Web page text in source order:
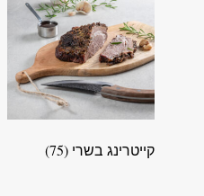
קייטרינג בשרי (75)